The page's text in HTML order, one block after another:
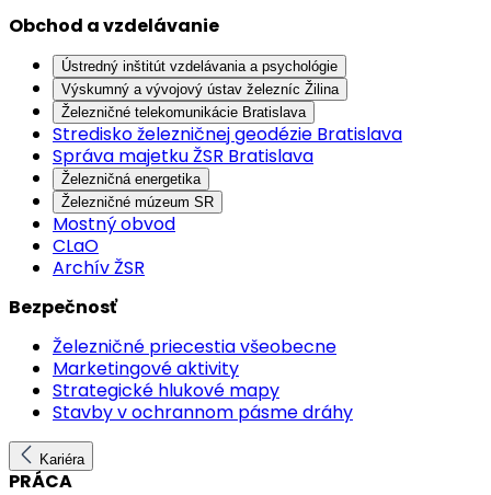
Obchod a vzdelávanie
Ústredný inštitút vzdelávania a psychológie
Výskumný a vývojový ústav železníc Žilina
Železničné telekomunikácie Bratislava
Stredisko železničnej geodézie Bratislava
Správa majetku ŽSR Bratislava
Železničná energetika
Železničné múzeum SR
Mostný obvod
CLaO
Archív ŽSR
Bezpečnosť
Železničné priecestia všeobecne
Marketingové aktivity
Strategické hlukové mapy
Stavby v ochrannom pásme dráhy
Kariéra
PRÁCA